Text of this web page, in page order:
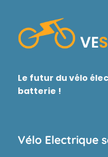
Le futur du vélo
batterie !
Vélo Electrique